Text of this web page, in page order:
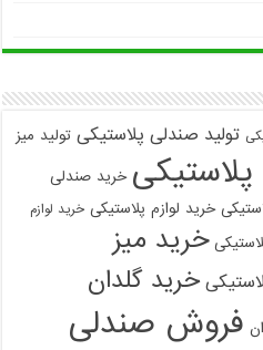
تولید صندلی پلاستیکی تولید میز
خرید صندلی
خرید لوازم پلاستیکی خرید لوازم
خرید میز
خرید گلدان
فروش صندلی